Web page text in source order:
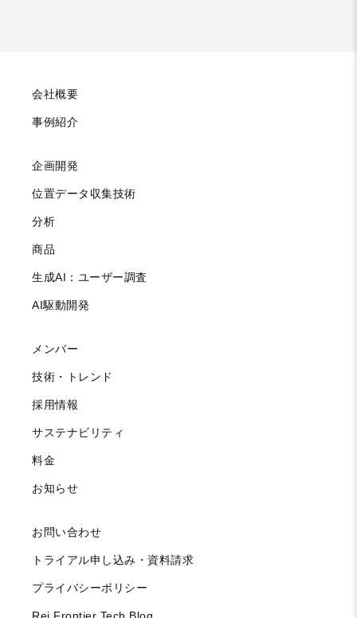
会社概要
事例紹介
企画開発
位置データ収集技術
分析
商品
生成AI：ユーザー調査
AI駆動開発
メンバー
技術・トレンド
採用情報
サステナビリティ
料金
お知らせ
お問い合わせ
トライアル申し込み・資料請求
プライバシーポリシー